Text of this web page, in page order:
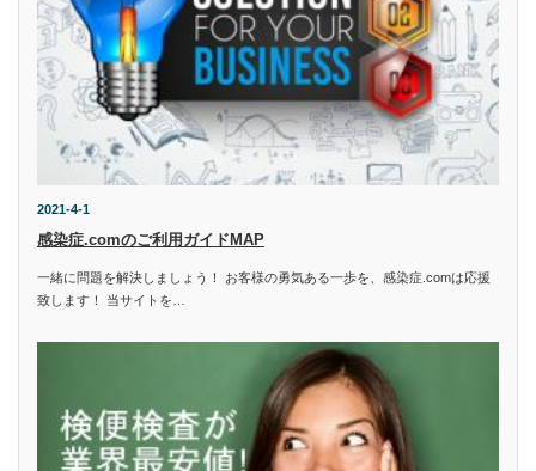
2021-4-1
感染症.comのご利用ガイドMAP
一緒に問題を解決しましょう！ お客様の勇気ある一歩を、感染症.comは応援
致します！ 当サイトを…